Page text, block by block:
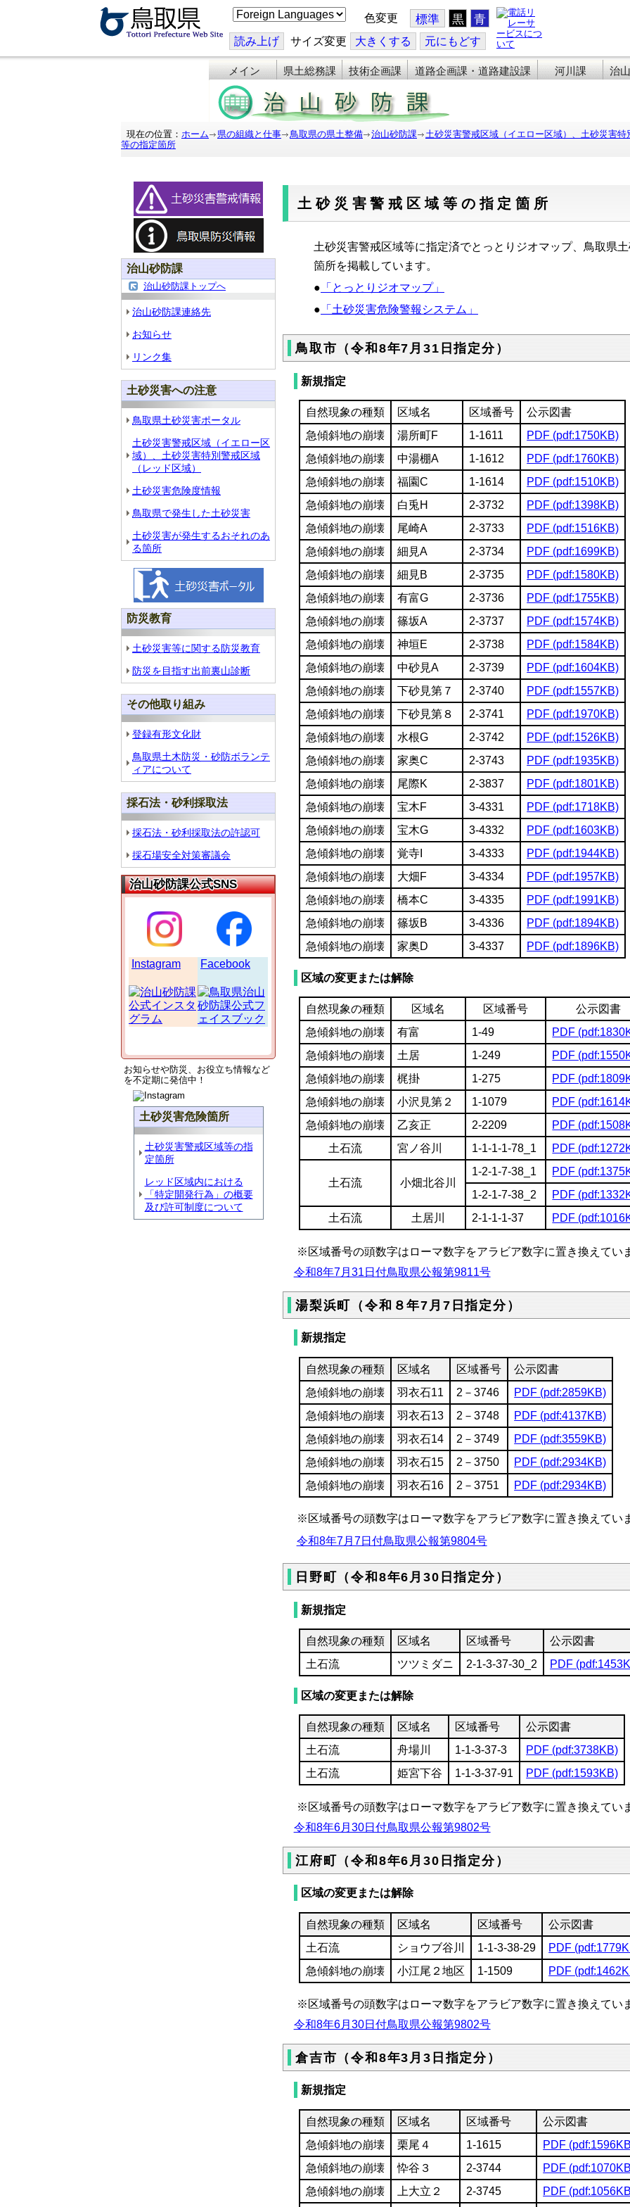
こ
の
ジ
を
翻
訳
す
る
色変更 標準 黒 青
読み上げ サイズ変更 大きくする 元にもどす
メイン 県土総務課 技術企画課 道路企画課・道路建設課 河川課 治
現在の位置： ホーム 県の組織と仕事 鳥取県の県土整備 治山砂防課
土砂災害警戒区域（イエロー区域）、土砂災害
等の指定箇所
治山砂防課
治山砂防課トップへ
治山砂防課連絡先
お知らせ
リンク集
土砂災害への注意
鳥取県土砂災害ポータル
土砂災害警戒区域（イエロー区
域）、土砂災害特別警戒区域
（レッド区域）
土砂災害危険度情報
鳥取県で発生した土砂災害
土砂災害が発生するおそれのあ
る箇所
防災教育
土砂災害等に関する防災教育
防災を目指す出前裏山診断
その他取り組み
登録有形文化財
鳥取県土木防災・砂防ボランテ
ィアについて
採石法・砂利採取法
採石法・砂利採取法の許認可
採石場安全対策審議会
治山砂防課公式SNS
Instagram Facebook
お知らせや防災、 お役立ち情報など
を不定期に発信中！
土砂災害危険箇所
土砂災害警戒区域等の指
定箇所
レッド区域内における
「特定開発行為」の概要
及び許可制度について
土砂災害警戒区域等の指定箇所
土砂災害警戒区域等に指定済でとっとりジオマップ、鳥取県
箇所を掲載しています。
● 「とっとりジオマップ」
● 「土砂災害危険警報システム」
鳥取市（令和8年7月31日指定分）
新規指定
自然現象の種類 区域名 区域番号
公示図書
急傾斜地の崩壊
湯所町F 1-1611
PDF (pdf:1750KB)
急傾斜地の崩壊
中湯棚A 1-1612
PDF (pdf:1760KB)
急傾斜地の崩壊
福園C 1-1614
PDF (pdf:1510KB)
急傾斜地の崩壊
白兎H 2-3732
PDF (pdf:1398KB)
急傾斜地の崩壊
尾崎A 2-3733
PDF (pdf:1516KB)
急傾斜地の崩壊
細見A 2-3734
PDF (pdf:1699KB)
急傾斜地の崩壊
細見B 2-3735
PDF (pdf:1580KB)
急傾斜地の崩壊
有富G 2-3736
PDF (pdf:1755KB)
急傾斜地の崩壊
篠坂A 2-3737
PDF (pdf:1574KB)
急傾斜地の崩壊
神垣E 2-3738
PDF (pdf:1584KB)
急傾斜地の崩壊
中砂見A 2-3739
PDF (pdf:1604KB)
急傾斜地の崩壊
下砂見第７ 2-3740
PDF (pdf:1557KB)
急傾斜地の崩壊
下砂見第８ 2-3741
PDF (pdf:1970KB)
急傾斜地の崩壊
水根G 2-3742
PDF (pdf:1526KB)
急傾斜地の崩壊
家奥C 2-3743
PDF (pdf:1935KB)
急傾斜地の崩壊
尾際K 2-3837
PDF (pdf:1801KB)
急傾斜地の崩壊
宝木F 3-4331
PDF (pdf:1718KB)
急傾斜地の崩壊
宝木G 3-4332
PDF (pdf:1603KB)
急傾斜地の崩壊
覚寺I 3-4333
PDF (pdf:1944KB)
急傾斜地の崩壊
大畑F 3-4334
PDF (pdf:1957KB)
急傾斜地の崩壊
橋本C 3-4335
PDF (pdf:1991KB)
急傾斜地の崩壊
篠坂B 3-4336
PDF (pdf:1894KB)
急傾斜地の崩壊
家奥D 3-4337 PDF (pdf:1896KB)
区域の変更または解除
自然現象の種類 区域名 区域番号
公示図書
急傾斜地の崩壊
有富 1-49
PDF
急傾斜地の崩壊
土居 1-249
PDF
急傾斜地の崩壊
梶掛 1-275
PDF
急傾斜地の崩壊
小沢見第２ 1-1079
PDF
急傾斜地の崩壊
乙亥正 2-2209
PDF
土石流
宮ノ谷川 1-1-1-1-78_1 PDF
土石流 小畑北谷川
1-2-1-7-38_1
PDF
1-2-1-7-38_2
PDF
土石流
土居川 2-1-1-1-37 PDF
※区域番号の頭数字はローマ数字をアラビア数字に置き換えてい
令和8年7月31日付鳥取県公報第9811号
湯梨浜町（令和８年7月7日指定分）
新規指定
自然現象の種類 区域名 区域番号
公示図書
急傾斜地の崩壊
羽衣石11 2－3746
PDF (pdf:2859KB)
急傾斜地の崩壊
羽衣石13 2－3748
PDF (pdf:4137KB)
急傾斜地の崩壊
羽衣石14 2－3749
PDF (pdf:3559KB)
急傾斜地の崩壊
羽衣石15 2－3750
PDF (pdf:2934KB)
急傾斜地の崩壊
羽衣石16 2－3751 PDF (pdf:2934KB)
※区域番号の頭数字はローマ数字をアラビア数字に置き換えてい
令和8年7月7日付鳥取県公報第9804号
日野町（令和8年6月30日指定分）
新規指定
自然現象の種類 区域名 区域番号
公示図書
土石流
ツツミダニ 2-1-3-37-30_2 PDF
区域の変更または解除
自然現象の種類 区域名 区域番号
公示図書
土石流
舟場川 1-1-3-37-3
PDF (pdf:3738KB)
土石流
姫宮下谷 1-1-3-37-91 PDF (pdf:1593KB)
※区域番号の頭数字はローマ数字をアラビア数字に置き換えてい
令和8年6月30日付鳥取県公報第9802号
江府町（令和8年6月30日指定分）
区域の変更または解除
自然現象の種類 区域名 区域番号
公示図書
土石流
ショウブ谷川 1-1-3-38-29
PDF
急傾斜地の崩壊
小江尾２地区 1-1509 PDF
※区域番号の頭数字はローマ数字をアラビア数字に置き換えてい
令和8年6月30日付鳥取県公報第9802号
倉吉市（令和8年3月3日指定分）
新規指定
自然現象の種類 区域名 区域番号
公示図書
急傾斜地の崩壊
栗尾４ 1-1615
PDF
急傾斜地の崩壊
忰谷３ 2-3744
PDF
急傾斜地の崩壊
上大立２ 2-3745 PDF